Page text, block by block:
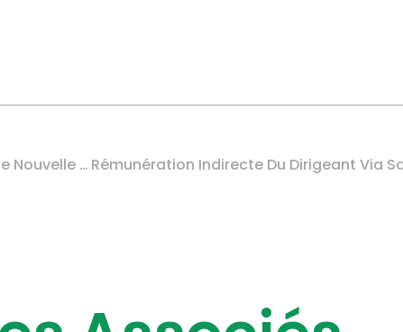
Code De Déontologie Des Avocats : Une Nouvelle Mission ?